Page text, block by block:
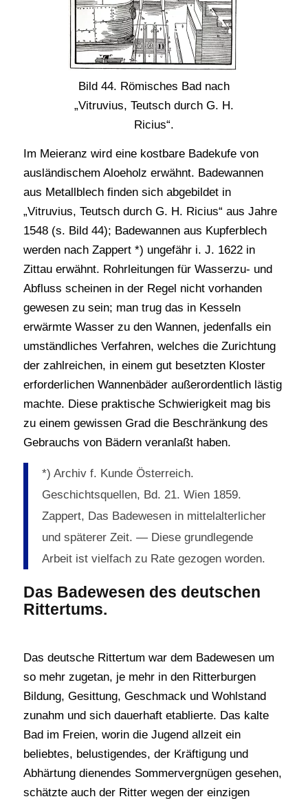
Bild 44. Römisches Bad nach
„Vitruvius, Teutsch durch G. H.
Ricius“.
Im Meieranz wird eine kostbare Badekufe von
ausländischem Aloeholz erwähnt. Badewannen
aus Metallblech finden sich abgebildet in
„Vitruvius, Teutsch durch G. H. Ricius“ aus Jahre
1548 (s. Bild 44); Badewannen aus Kupferblech
werden nach Zappert *) ungefähr i. J. 1622 in
Zittau erwähnt. Rohrleitungen für Wasserzu- und
Abfluss scheinen in der Regel nicht vorhanden
gewesen zu sein; man trug das in Kesseln
erwärmte Wasser zu den Wannen, jedenfalls ein
umständliches Verfahren, welches die Zurichtung
der zahlreichen, in einem gut besetzten Kloster
erforderlichen Wannenbäder außerordentlich lästig
machte. Diese praktische Schwierigkeit mag bis
zu einem gewissen Grad die Beschränkung des
Gebrauchs von Bädern veranlaßt haben.
*) Archiv f. Kunde Österreich.
Geschichtsquellen, Bd. 21. Wien 1859.
Zappert, Das Badewesen in mittelalterlicher
und späterer Zeit. — Diese grundlegende
Arbeit ist vielfach zu Rate gezogen worden.
Das Badewesen des deutschen
Rittertums.
Das deutsche Rittertum war dem Badewesen um
so mehr zugetan, je mehr in den Ritterburgen
Bildung, Gesittung, Geschmack und Wohlstand
zunahm und sich dauerhaft etablierte. Das kalte
Bad im Freien, worin die Jugend allzeit ein
beliebtes, belustigendes, der Kräftigung und
Abhärtung dienendes Sommervergnügen gesehen,
schätzte auch der Ritter wegen der einzigen